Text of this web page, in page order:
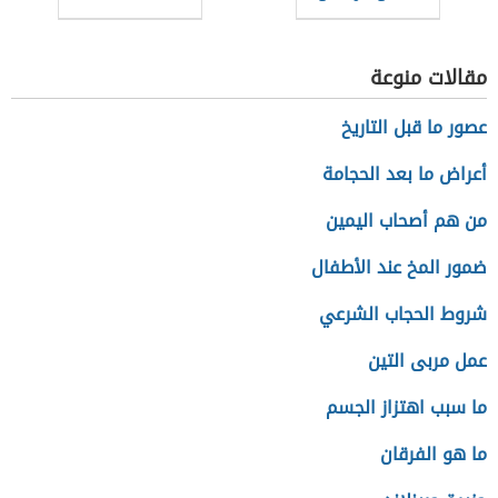
النصية في
الأندرويد
مقالات منوعة
عصور ما قبل التاريخ
أعراض ما بعد الحجامة
من هم أصحاب اليمين
ضمور المخ عند الأطفال
شروط الحجاب الشرعي
عمل مربى التين
ما سبب اهتزاز الجسم
ما هو الفرقان